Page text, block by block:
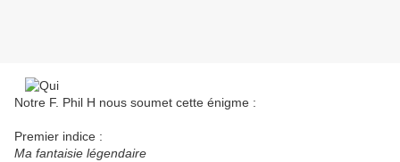
Notre F. Phil H nous soumet cette énigme :
Premier indice :
Ma fantaisie légendaire